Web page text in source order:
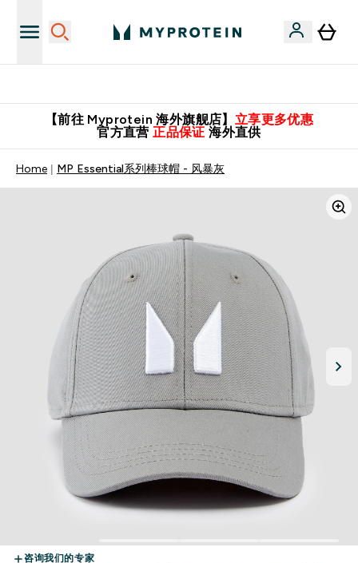
【前往 Myprotein 海外旗舰店】 立享更多优惠
官方直营 正品保证 海外直供
Home MP Essential系列棒球帽 - 风暴灰